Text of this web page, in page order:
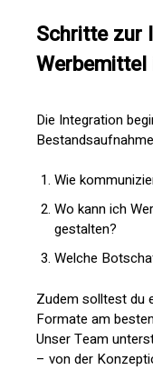
Schritte zur
Werbemittel
Die Integration
Wie
Wo kann ich
gestalten?
Welche
Zudem solltest du
Formate am
Unser Team
– von der